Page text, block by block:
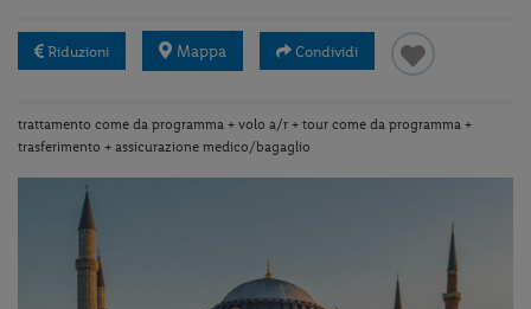
Riduzioni Mappa Condividi
trattamento come da programma + volo a/r + tour come da programma +
trasferimento + assicurazione medico/bagaglio